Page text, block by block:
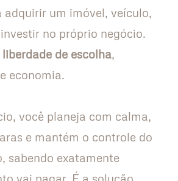
adquirir um imóvel, veículo,
no próprio negócio.
liberdade de escolha,
economia.
você planeja com calma,
e mantém o controle do
sabendo exatamente